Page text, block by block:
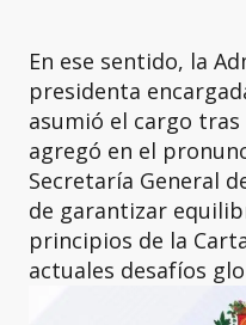
En ese sentido, la
presidenta
asumió el cargo
agregó en el
Secretaría General
de garantizar
principios de la
actuales desafíos